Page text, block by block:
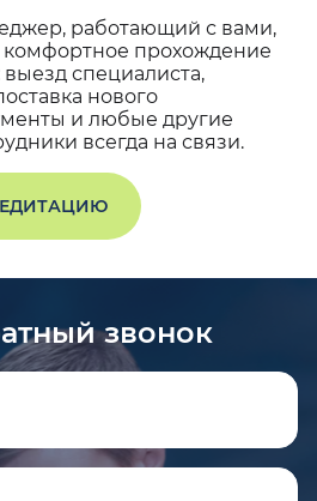
работающий с вами,
комфортное прохождение
выезд специалиста,
нового
и любые другие
всегда на связи.
звонок